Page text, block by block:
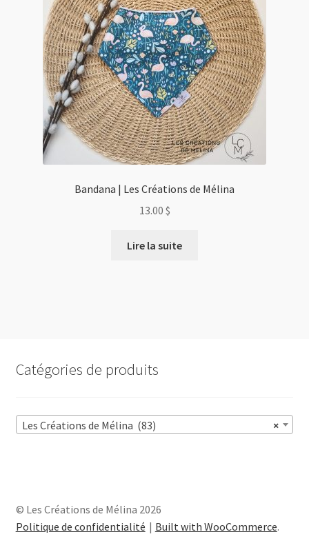
Bandana | Les Créations de Mélina
13.00 $
Lire la suite
Catégories de produits
×
Les Créations de Mélina (83)
© Les Créations de Mélina 2026
Politique de confidentialité
Built with WooCommerce.